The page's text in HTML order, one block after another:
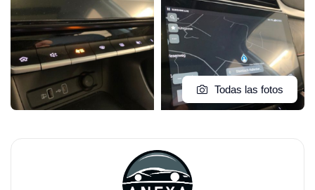
Todas las fotos